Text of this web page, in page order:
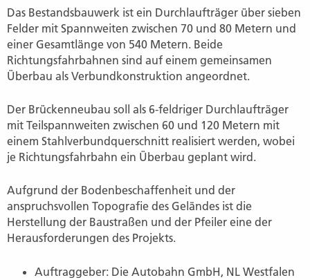
Das Bestandsbauwerk ist ein Durchlaufträger über sieben
Felder mit Spannweiten zwischen 70 und 80 Metern und
einer Gesamtlänge von 540 Metern. Beide
Richtungsfahrbahnen sind auf einem gemeinsamen
Überbau als Verbundkonstruktion angeordnet.
Der Brückenneubau soll als 6-feldriger Durchlaufträger
mit Teilspannweiten zwischen 60 und 120 Metern mit
einem Stahlverbundquerschnitt realisiert werden, wobei
je Richtungsfahrbahn ein Überbau geplant wird.
Aufgrund der Bodenbeschaffenheit und der
anspruchsvollen Topografie des Geländes ist die
Herstellung der Baustraßen und der Pfeiler eine der
Herausforderungen des Projekts.
Auftraggeber: Die Autobahn GmbH, NL Westfalen